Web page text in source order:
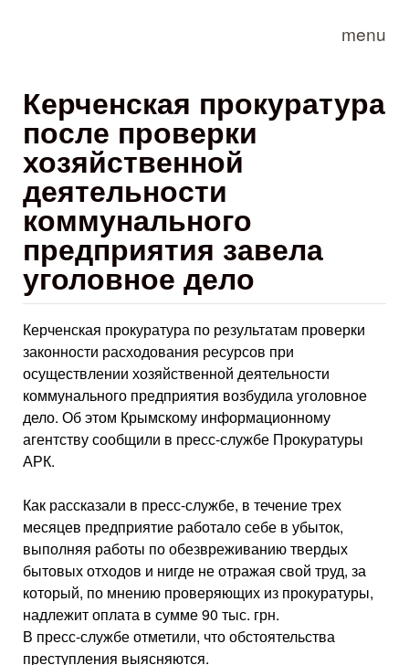
menu
Керченская прокуратура
после проверки
хозяйственной
деятельности
коммунального
предприятия завела
уголовное дело
Керченская прокуратура по результатам проверки
законности расходования ресурсов при
осуществлении хозяйственной деятельности
коммунального предприятия возбудила уголовное
дело. Об этом Крымскому информационному
агентству сообщили в пресс-службе Прокуратуры
АРК.
Как рассказали в пресс-службе, в течение трех
месяцев предприятие работало себе в убыток,
выполняя работы по обезвреживанию твердых
бытовых отходов и нигде не отражая свой труд, за
который, по мнению проверяющих из прокуратуры,
надлежит оплата в сумме 90 тыс. грн.
В пресс-службе отметили, что обстоятельства
преступления выясняются.